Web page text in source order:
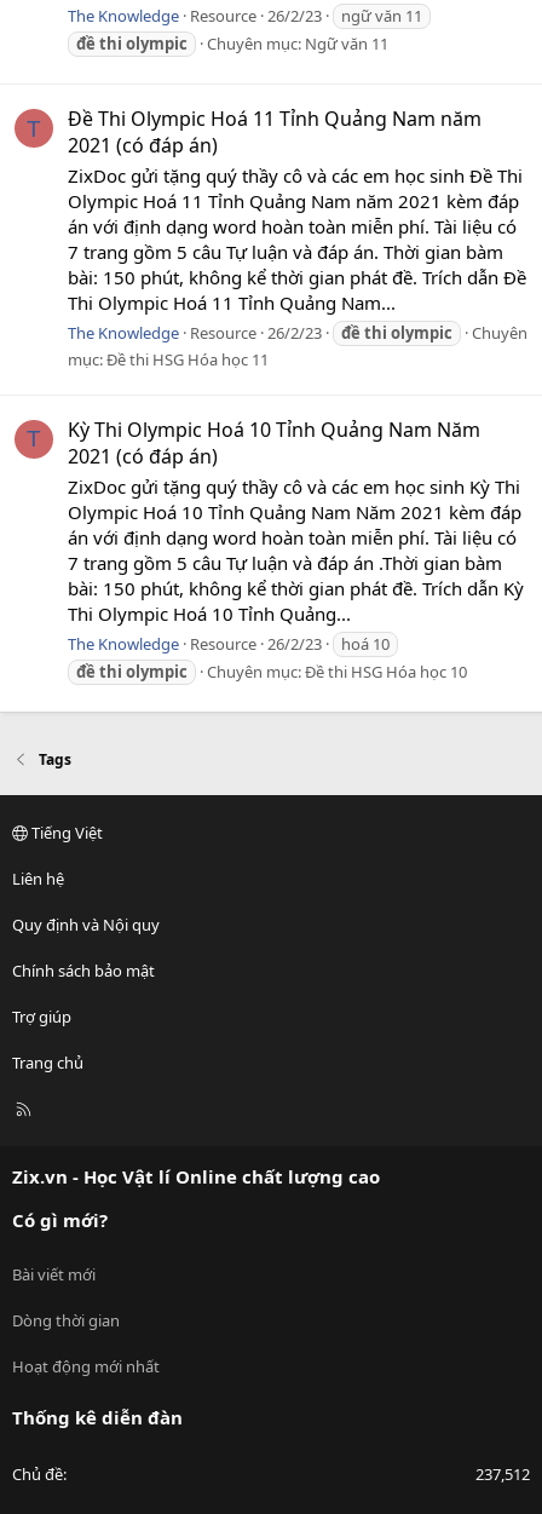
The Knowledge Resource 26/2/23
ngữ văn 11
đề thi olympic Chuyên mục: Ngữ văn 11
T
Đề Thi Olympic Hoá 11 Tỉnh Quảng Nam năm
2021 (có đáp án)
ZixDoc gửi tặng quý thầy cô và các em học sinh Đề Thi
Olympic Hoá 11 Tỉnh Quảng Nam năm 2021 kèm đáp
án với định dạng word hoàn toàn miễn phí. Tài liệu có
7 trang gồm 5 câu Tự luận và đáp án. Thời gian bàm
bài: 150 phút, không kể thời gian phát đề. Trích dẫn Đề
Thi Olympic Hoá 11 Tỉnh Quảng Nam...
The Knowledge Resource 26/2/23 đề thi olympic
Chuyên
mục:Đề thi HSG Hóa học 11
T
Kỳ Thi Olympic Hoá 10 Tỉnh Quảng Nam Năm
2021 (có đáp án)
ZixDoc gửi tặng quý thầy cô và các em học sinh Kỳ Thi
Olympic Hoá 10 Tỉnh Quảng Nam Năm 2021 kèm đáp
án với định dạng word hoàn toàn miễn phí. Tài liệu có
7 trang gồm 5 câu Tự luận và đáp án .Thời gian bàm
bài: 150 phút, không kể thời gian phát đề. Trích dẫn Kỳ
Thi Olympic Hoá 10 Tỉnh Quảng...
The Knowledge Resource 26/2/23
hoá 10
đề thi olympic Chuyên mục:Đề thi HSG Hóa học 10
Tags
Tiếng Việt
Liên hệ
Quy định và Nội quy
Chính sách bảo mật
Trợ giúp
Trang chủ
R
Zix.vn - Học Vật lí Online chất lượng cao
Có gì mới?
Bài viết mới
Dòng thời gian
Hoạt động mới nhất
Thống kê diễn đàn
Chủ đề 237,512